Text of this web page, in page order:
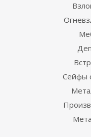
Сейфы